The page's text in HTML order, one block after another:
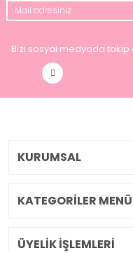
Bizi sosyal medyada takip
KURUMSAL
KATEGORİLER
ÜYELİK İŞLEMLERİ